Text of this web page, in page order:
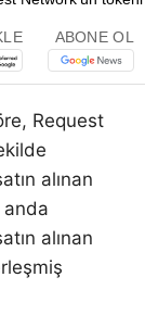
ABONE OL
Request
alınan
anda
alınan